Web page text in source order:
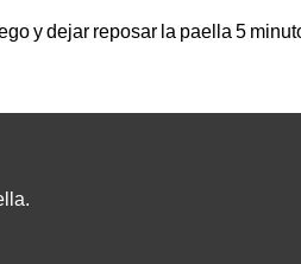
y dejar reposar la paella 5